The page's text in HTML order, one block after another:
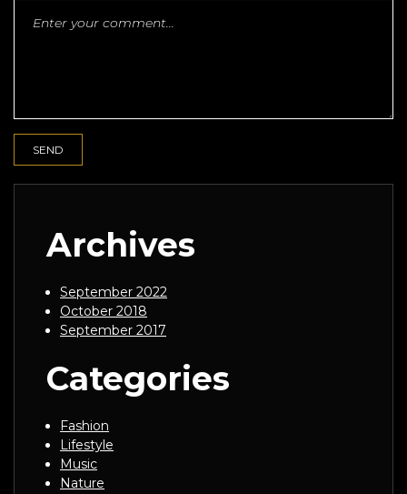
Archives
September 2022
October 2018
September 2017
Categories
Fashion
Lifestyle
Music
Nature